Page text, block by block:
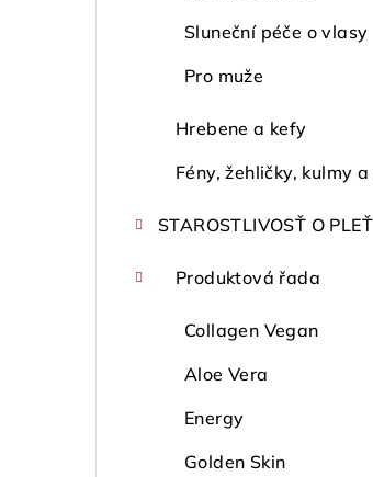
Sluneční péče o vlasy
Pro muže
Hrebene a kefy
Fény, žehličky, kulmy
STAROSTLIVOSŤ O PLEŤ
Produktová řada
Collagen Vegan
Aloe Vera
Energy
Golden Skin